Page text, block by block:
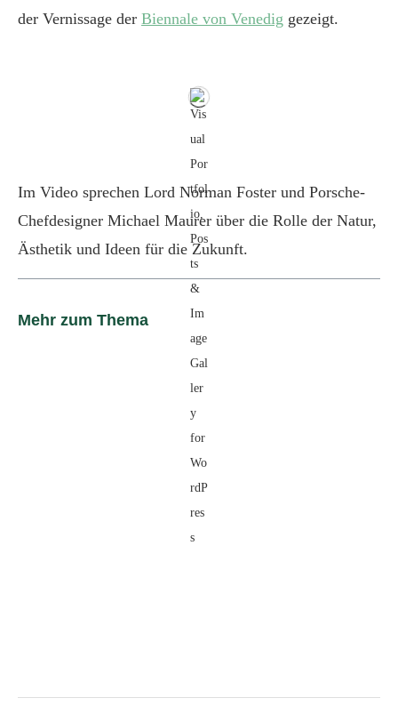
der Vernissage der Biennale von Venedig gezeigt.
Im Video sprechen Lord Norman Foster und Porsche-
Chefdesigner Michael Maurer über die Rolle der Natur,
Ästhetik und Ideen für die Zukunft.
Mehr zum Thema